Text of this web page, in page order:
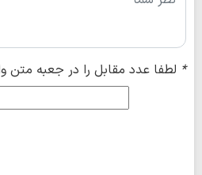
* لطفا عدد مقابل را در جعبه متن